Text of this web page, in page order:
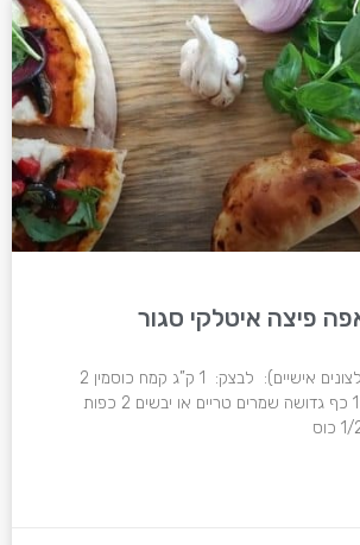
פיצה איטלקי סגור
המצרכים (לכ 12 קלצונים אישיים): לבצק: 1 ק”ג קמח כוסמין 2
שקיות אבקת אפיה 1 כף גדושה שמרים טריים או יבשים 2 כפות